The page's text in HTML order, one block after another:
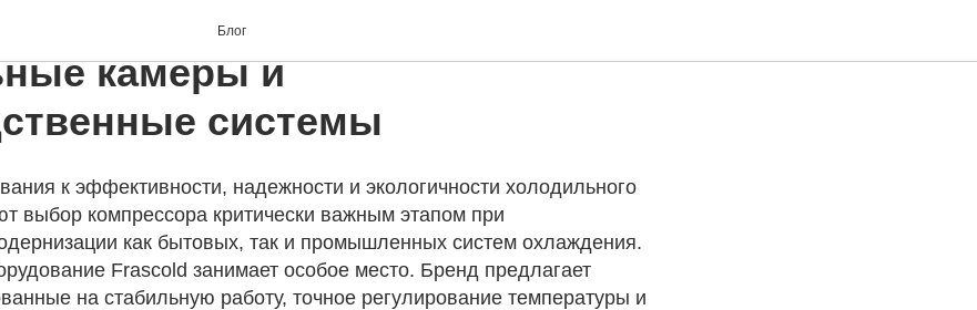
Блог
компрессоров Frascold в
камеры и
системы
к эффективности, надежности и экологичности холодильного
выбор компрессора критически важным этапом при
как бытовых, так и промышленных систем охлаждения.
Frascold занимает особое место. Бренд предлагает
на стабильную работу, точное регулирование температуры и